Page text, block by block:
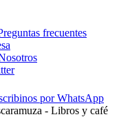
frecuentes
por WhatsApp
- Libros y café